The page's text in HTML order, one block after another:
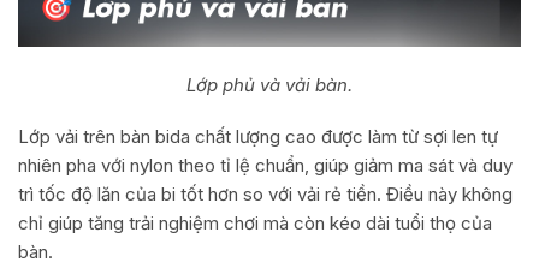
Lớp phủ và vải bàn.
Lớp vải trên bàn bida chất lượng cao được làm từ sợi len tự
nhiên pha với nylon theo tỉ lệ chuẩn, giúp giảm ma sát và duy
trì tốc độ lăn của bi tốt hơn so với vải rẻ tiền. Điều này không
chỉ giúp tăng trải nghiệm chơi mà còn kéo dài tuổi thọ của
bàn.